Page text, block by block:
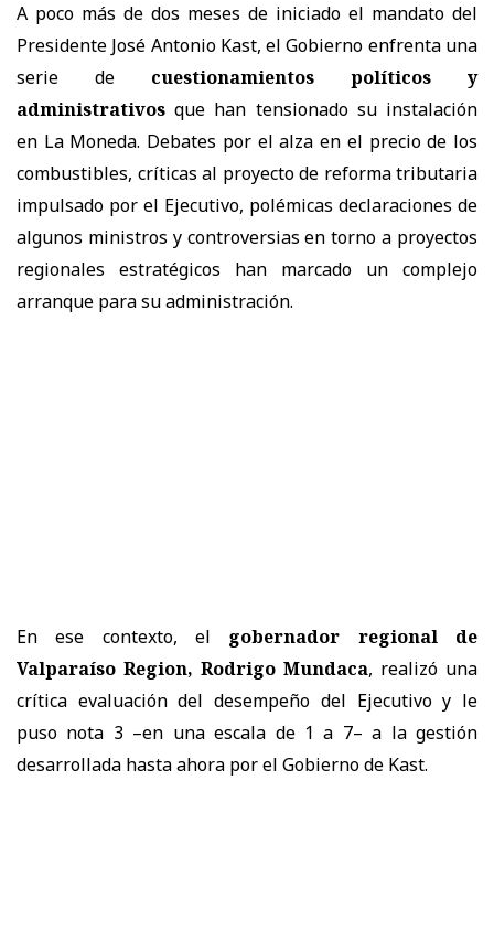
A poco más de dos meses de iniciado el mandato del
Presidente José Antonio Kast, el Gobierno enfrenta una
serie de cuestionamientos políticos y
administrativos que han tensionado su instalación
en La Moneda. Debates por el alza en el precio de los
combustibles, críticas al proyecto de reforma tributaria
impulsado por el Ejecutivo, polémicas declaraciones de
algunos ministros y controversias en torno a proyectos
regionales estratégicos han marcado un complejo
arranque para su administración.
En ese contexto, el gobernador regional de
Valparaíso Region, Rodrigo Mundaca, realizó una
crítica evaluación del desempeño del Ejecutivo y le
puso nota 3 –en una escala de 1 a 7– a la gestión
desarrollada hasta ahora por el Gobierno de Kast.